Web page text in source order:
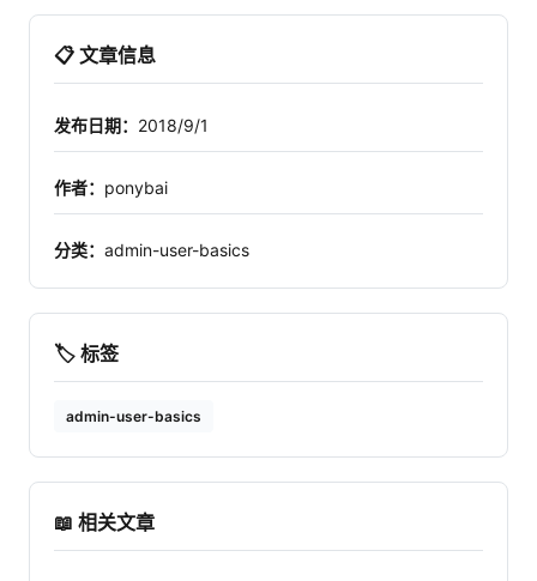
📋 文章信息
发布日期： 2018/9/1
作者： ponybai
分类： admin-user-basics
🏷️ 标签
admin-user-basics
📖 相关文章